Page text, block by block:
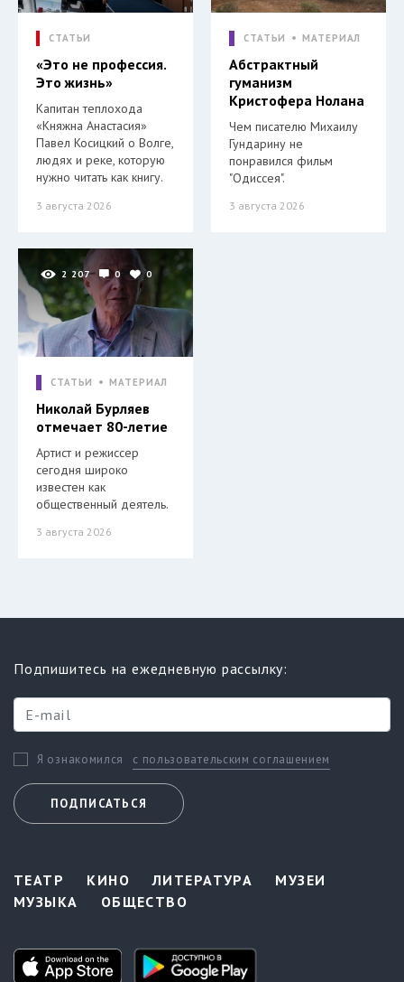
СТАТЬИ
«Это не профессия.
Это жизнь»
Капитан теплохода
«Княжна Анастасия»
Павел Косицкий о Волге,
людях и реке, которую
нужно читать как книгу.
3 августа 2026
СТАТЬИ МАТЕРИАЛ
Абстрактный
гуманизм
Кристофера Нолана
Чем писателю Михаилу
Гундарину не
понравился фильм
"Одиссея".
3 августа 2026
2 207 0 0
СТАТЬИ МАТЕРИАЛ
Николай Бурляев
отмечает 80-летие
Артист и режиссер
сегодня широко
известен как
общественный деятель.
3 августа 2026
Подпишитесь на ежедневную рассылку:
Я ознакомился с пользовательским соглашением
ПОДПИСАТЬСЯ
ТЕАТР КИНО ЛИТЕРАТУРА
МУЗЕИ
МУЗЫКА
ОБЩЕСТВО